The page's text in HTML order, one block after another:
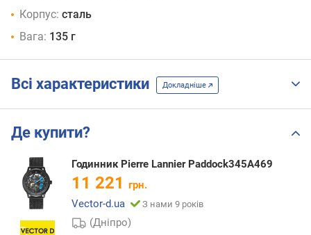
Корпус: сталь
Вага: 135 г
Всі характеристики Докладніше
Де купити?
Годинник Pierre Lannier Paddock345A469
11 221 грн.
Vector-d.ua
З нами 9 років
(Дніпро)